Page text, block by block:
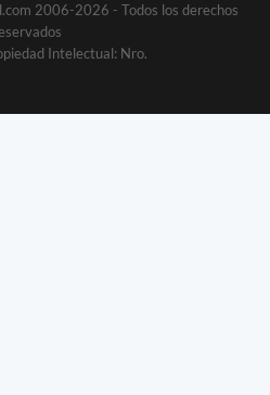
2006-2026 - Todos los derechos
Intelectual: Nro.